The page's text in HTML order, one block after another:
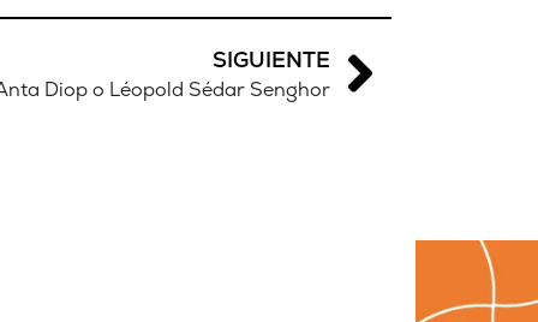
SIGUIENTE
Diop o Léopold Sédar Senghor